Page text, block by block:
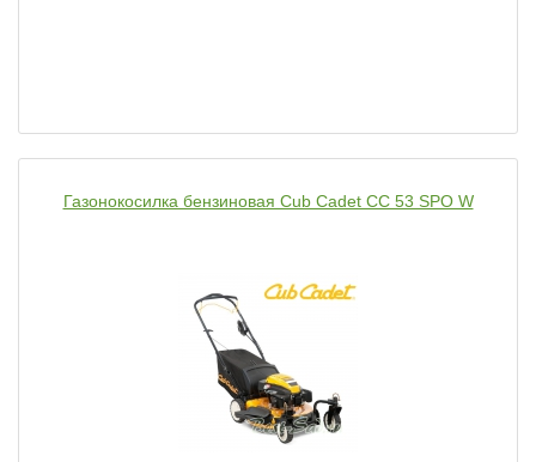
Газонокосилка бензиновая Cub Cadet CC 53 SPO W